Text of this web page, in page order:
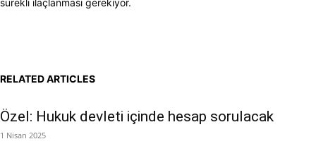
sürekli ilaçlanması gerekiyor.
RELATED ARTICLES
Özel: Hukuk devleti içinde hesap sorulacak
1 Nisan 2025